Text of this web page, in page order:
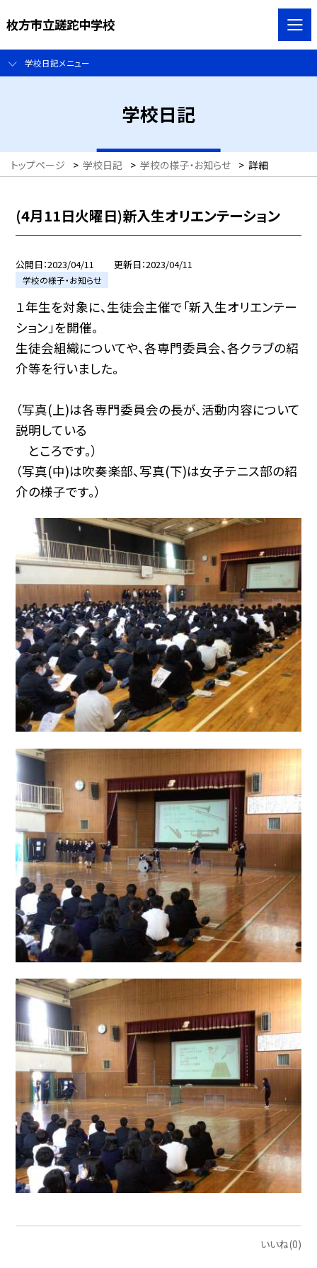
枚方市立蹉跎中学校
学校日記メニュー
学校日記
トップページ > 学校日記 > 学校の様子・お知らせ > 詳細
(4月11日火曜日)新入生オリエンテーション
公開日 2023/04/11 更新日 2023/04/11
学校の様子・お知らせ
１年生を対象に、生徒会主催で「新入生オリエンテー
ション」を開催。
生徒会組織についてや、各専門委員会、各クラブの紹
介等を行いました。
（写真(上)は各専門委員会の長が、活動内容について
説明している
ところです。）
（写真(中)は吹奏楽部、写真(下)は女子テニス部の紹
介の様子です。）
いいね(0)